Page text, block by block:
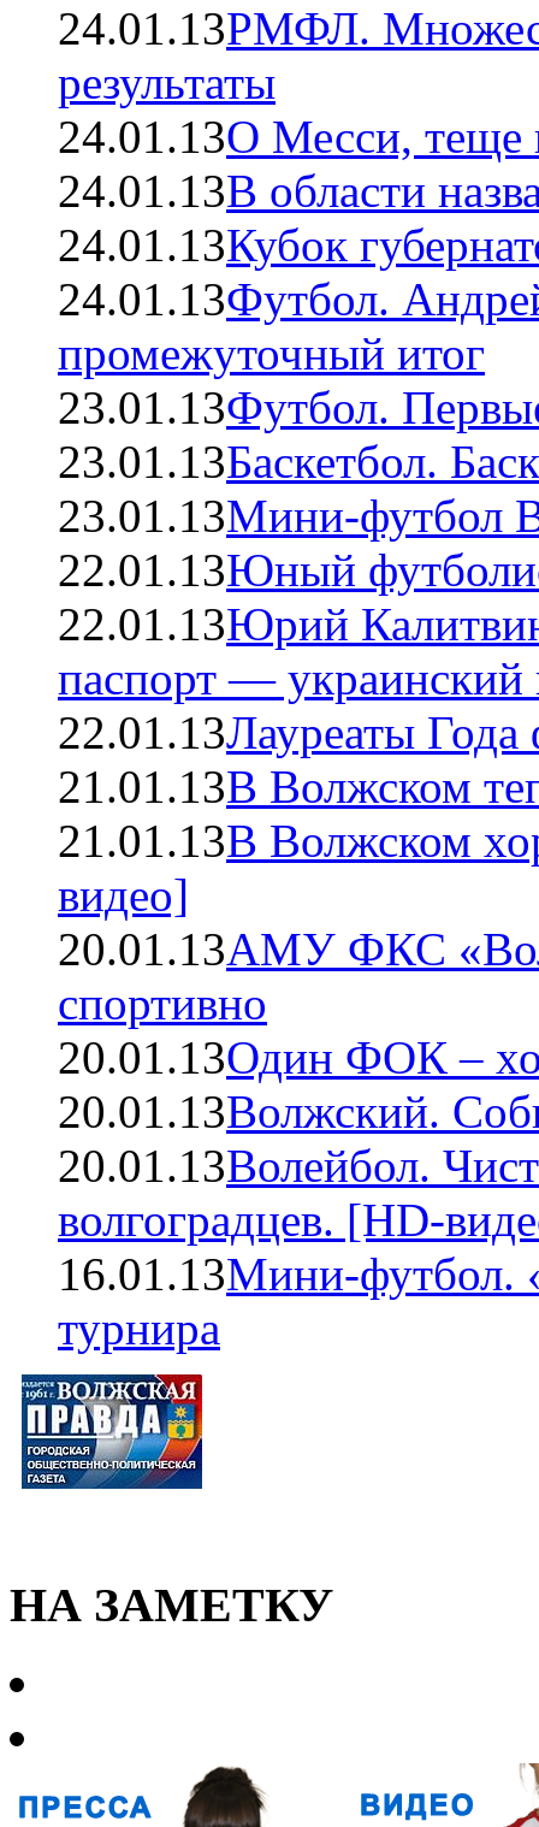
24.01.13РМФЛ.
результаты
24.01.13О Месси, теще
24.01.13В области
24.01.13Кубок
24.01.13Футбол.
промежуточный итог
23.01.13Футбол.
23.01.13Баскетбол.
23.01.13Мини-футбол
22.01.13Юный
22.01.13Юрий
паспорт — украинский
22.01.13Лауреаты
21.01.13В Волжском
21.01.13В Волжском
видео]
20.01.13АМУ ФКС
спортивно
20.01.13Один ФОК –
20.01.13Волжский.
20.01.13Волейбол.
волгоградцев. [HD-
16.01.13Мини-футбол.
турнира
НА ЗАМЕТКУ